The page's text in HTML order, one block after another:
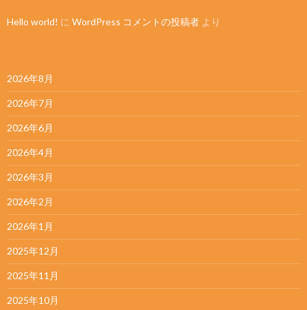
Hello world! に WordPress コメントの投稿者 より
2026年8月
2026年7月
2026年6月
2026年4月
2026年3月
2026年2月
2026年1月
2025年12月
2025年11月
2025年10月